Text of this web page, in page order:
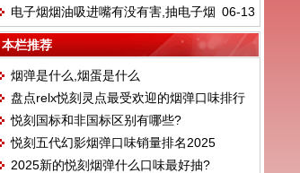
电子烟还能做吗?
06-13
电子烟烟油吸进嘴有没有害,抽电子烟
抽到兽邦邦怎么办
本栏推荐
烟弹是什么,烟蛋是什么
盘点relx悦刻灵点最受欢迎的烟弹口味排行
榜！
悦刻国标和非国标区别有哪些?
悦刻五代幻影烟弹口味销量排名2025
2025新的悦刻烟弹什么口味最好抽?